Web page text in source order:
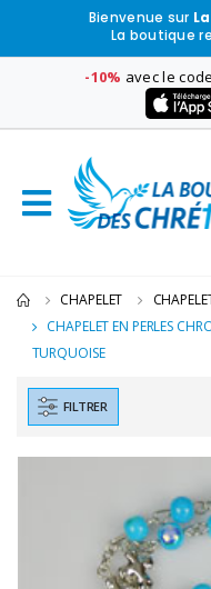
Bienvenue sur
La boutique
-10% avec le code
CHAPELET
CHAPELET EN PERLES
TURQUOISE
FILTRER